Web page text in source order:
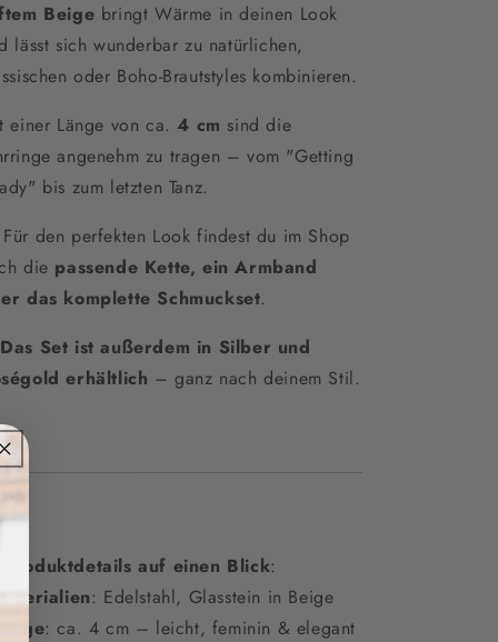
Beige bringt Wärme in deinen Look
lässt sich wunderbar zu natürlichen,
oder Boho-Brautstyles kombinieren.
einer Länge von ca.4 cm sind die
angenehm zu tragen – vom "Getting
bis zum letzten Tanz.
den perfekten Look findest du im Shop
die passende Kette, ein Armband
das komplette Schmuckset.
Das Set ist außerdem in Silber und
erhältlich – ganz nach deinem Stil.
Produktdetails auf einen Blick:
Materialien: Edelstahl, Glasstein in Beige
Länge: ca. 4 cm – leicht, feminin & elegant